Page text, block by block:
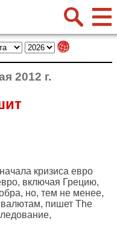
2012 г.
кризиса евро
включая Грецию,
но, тем не менее,
валютам, пишет The